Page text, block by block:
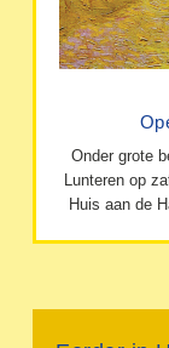
Onder grote
Lunteren op
Huis aan de